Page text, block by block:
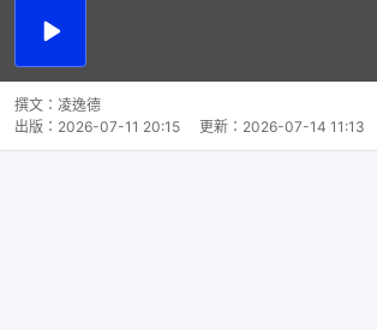
播
撰文： 凌逸德
出版： 2026-07-11 20:15 更新： 2026-07-14 11:13